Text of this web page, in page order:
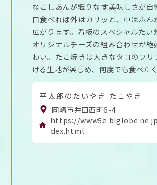
なこしあんが織りなす美味しさが自
口食べれば外はカリッと、中はふ
広がります。看板のスペシャルたい
オリジナルチーズの組み合わせが
わい。たこ焼きは大きなタコのプリ
ける生地が楽しめ、何度でも食べた
平太郎のたいやき たこやき
岡崎市井田西町6-4
https://
dex.html